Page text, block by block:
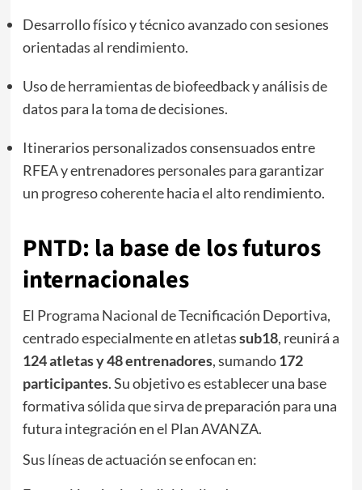
Desarrollo físico y técnico avanzado con sesiones
orientadas al rendimiento.
Uso de herramientas de biofeedback y análisis de
datos para la toma de decisiones.
Itinerarios personalizados consensuados entre
RFEA y entrenadores personales para garantizar
un progreso coherente hacia el alto rendimiento.
PNTD: la base de los futuros
internacionales
El Programa Nacional de Tecnificación Deportiva,
centrado especialmente en atletassub18, reunirá a
124 atletas y 48 entrenadores, sumando172
participantes. Su objetivo es establecer una base
formativa sólida que sirva de preparación para una
futura integración en el Plan AVANZA.
Sus líneas de actuación se enfocan en: